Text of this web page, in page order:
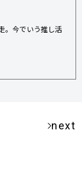
。今でいう推し活
next